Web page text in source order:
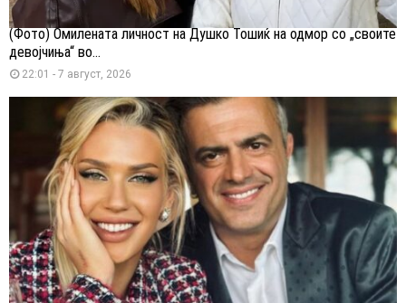
(Фото) Омилената личност на Душко Тошиќ на одмор со „своите
девојчиња“ во...
22:01 - 7 август, 2026